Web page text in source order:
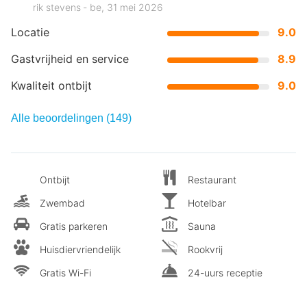
Locatie
9.0
Gastvrijheid en service
8.9
Kwaliteit ontbijt
9.0
rik stevens ‐ be, 31 mei 2026
Alle beoordelingen (149)
Ontbijt
Zwembad
Gratis parkeren
Huisdiervriendelijk
Gratis Wi-Fi
Restaurant
Hotelbar
Sauna
Rookvrij
24-uurs receptie